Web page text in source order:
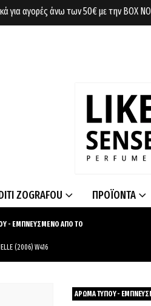
αγορές άνω των 50€ με την BOX NOW
ZOGRAFOU ΠΡΟΪΟΝΤΑ
- ΕΜΠΝΕΥΣΜΕΝΟ ΑΠΟ ΤΟ
(2006) W416
ΑΡΩΜΑ ΤΥΠΟΥ -